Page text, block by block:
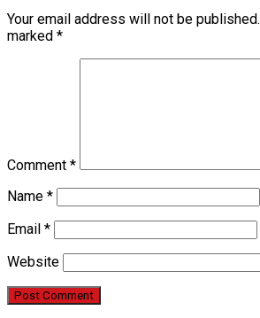
Your email address will not be published.
marked *
Comment *
Name *
Email *
Website